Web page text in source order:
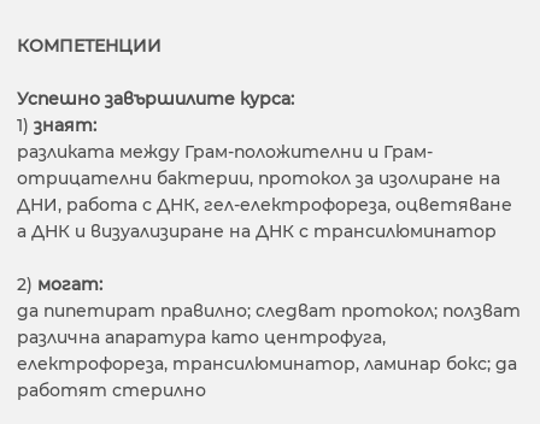
КОМПЕТЕНЦИИ
Успешно завършилите курса:
1) знаят:
разликата между Грам-положителни и Грам-
отрицателни бактерии, протокол за изолиране на
ДНИ, работа с ДНК, гел-електрофореза, оцветяване
а ДНК и визуализиране на ДНК с трансилюминатор
2) могат:
да пипетират правилно; следват протокол; ползват
различна апаратура като центрофуга,
електрофореза, трансилюминатор, ламинар бокс; да
работят стерилно